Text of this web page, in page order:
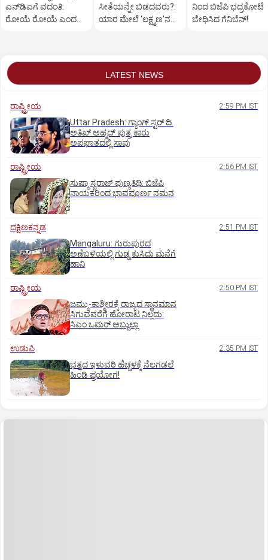
ಎನ್‌ಡಿಎಗೆ ವದಂತಿ:
ರೋಯೆ ರೋಯೆ ಎಂದ
ಸೀತೆಯನ್ನೇ ಬಿಡದವರು?:
ಯಾರ ಮೇಲೆ ‘ಲಕ್ಷ್ಮಣ’ನ
ನಿಂದ ಬಿಜೆಪಿ ಭದ್ರಕೋಟೆ
ಬೇಧಿಸಿದ ಗೆನಿಬೆನ್‌!
LATEST NEWS
ರಾಷ್ಟ್ರೀಯ 2:59 PM IST
Uttar Pradesh: ಗ್ಯಾಂಗ್ ಸ್ಟರ್‌ ದಿ.
ಅತಿಖ್ ಅಹ್ಮದ್ ಪುತ್ರ ಕಾರು
ಅಪಘಾತದಲ್ಲಿ ಸಾವು
ರಾಷ್ಟ್ರೀಯ 2:56 PM IST
ಸುಷ್ಮಾ ಸ್ವರಾಜ್ ಪುಣ್ಯತಿಥಿ: ಬಿಜೆಪಿ
ನಾಯಕರಿಂದ ಭಾವಪೂರ್ಣ ನಮನ
ದಕ್ಷಿಣಕನ್ನಡ 2:51 PM IST
Mangaluru: ಗುರುಪುರದ
ಅಣೆಬಳಿಯಲ್ಲಿ ಗುಡ್ಡ ಕುಸಿದು ಮನೆಗೆ
ಹಾನಿ
ರಾಷ್ಟ್ರೀಯ 2:50 PM IST
ಜಮ್ಮು-ಕಾಶ್ಮೀರಕ್ಕೆ ರಾಜ್ಯದ ಸ್ಥಾನಮಾನ
ಸಿಗುವವರೆಗೆ ಹೋರಾಟ ನಿಲ್ಲದು:
ಸಿಎಂ ಒಮರ್ ಅಬ್ದುಲ್ಲಾ
ಉಡುಪಿ 2:35 PM IST
ಭತ್ತದ ಇಳುವರಿ ಹೆಚ್ಚಳಕ್ಕೆ ನೆಲಗಡಲೆ
ಹಿಂಡಿ ಪ್ರಯೋಗ!